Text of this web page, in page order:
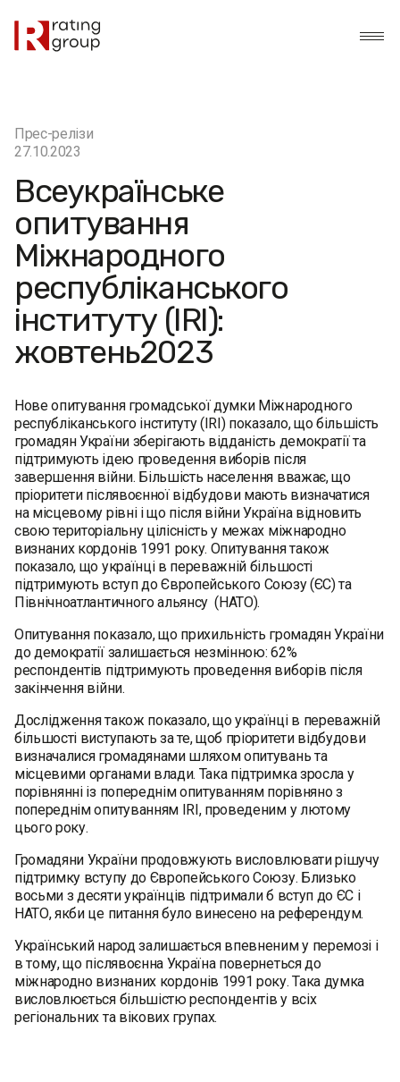
Прес-релізи
27.10.2023
Всеукраїнське
опитування
Міжнародного
республіканського
інституту (IRI):
жовтень2023
Нове опитування громадської думки Міжнародного
республіканського інституту (IRI) показало, що більшість
громадян України зберігають відданість демократії та
підтримують ідею проведення виборів після
завершення війни. Більшість населення вважає, що
пріоритети післявоєнної відбудови мають визначатися
на місцевому рівні і що після війни Україна відновить
свою територіальну цілісність у межах міжнародно
визнаних кордонів 1991 року. Опитування також
показало, що українці в переважній більшості
підтримують вступ до Європейського Союзу (ЄС) та
Північноатлантичного альянсу (НАТО).
Опитування показало, що прихильність громадян України
до демократії залишається незмінною: 62%
респондентів підтримують проведення виборів після
закінчення війни.
Дослідження також показало, що українці в переважній
більшості виступають за те, щоб пріоритети відбудови
визначалися громадянами шляхом опитувань та
місцевими органами влади. Така підтримка зросла у
порівнянні із попереднім опитуванням порівняно з
попереднім опитуванням IRI, проведеним у лютому
цього року.
Громадяни України продовжують висловлювати рішучу
підтримку вступу до Європейського Союзу. Близько
восьми з десяти українців підтримали б вступ до ЄС і
НАТО, якби це питання було винесено на референдум.
Український народ залишається впевненим у перемозі і
в тому, що післявоєнна Україна повернеться до
міжнародно визнаних кордонів 1991 року. Така думка
висловлюється більшістю респондентів у всіх
регіональних та вікових групах.